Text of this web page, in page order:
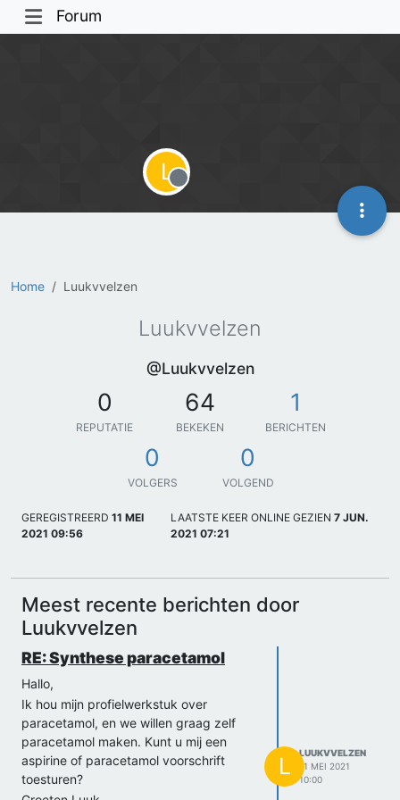
Forum
Home Luukvvelzen
L
Offline
Luukvvelzen
@Luukvvelzen
0
REPUTATIE
64
BEKEKEN
1
BERICHTEN
0
VOLGERS
0
VOLGEND
GEREGISTREERD 11 MEI
2021 09:56
LAATSTE KEER ONLINE GEZIEN 7 JUN.
2021 07:21
Meest recente berichten door
Luukvvelzen
RE: Synthese paracetamol
Hallo,
Ik hou mijn profielwerkstuk over
paracetamol, en we willen graag zelf
paracetamol maken. Kunt u mij een
aspirine of paracetamol voorschrift
toesturen?
L
LUUKVVELZEN
11 MEI 2021
10:00